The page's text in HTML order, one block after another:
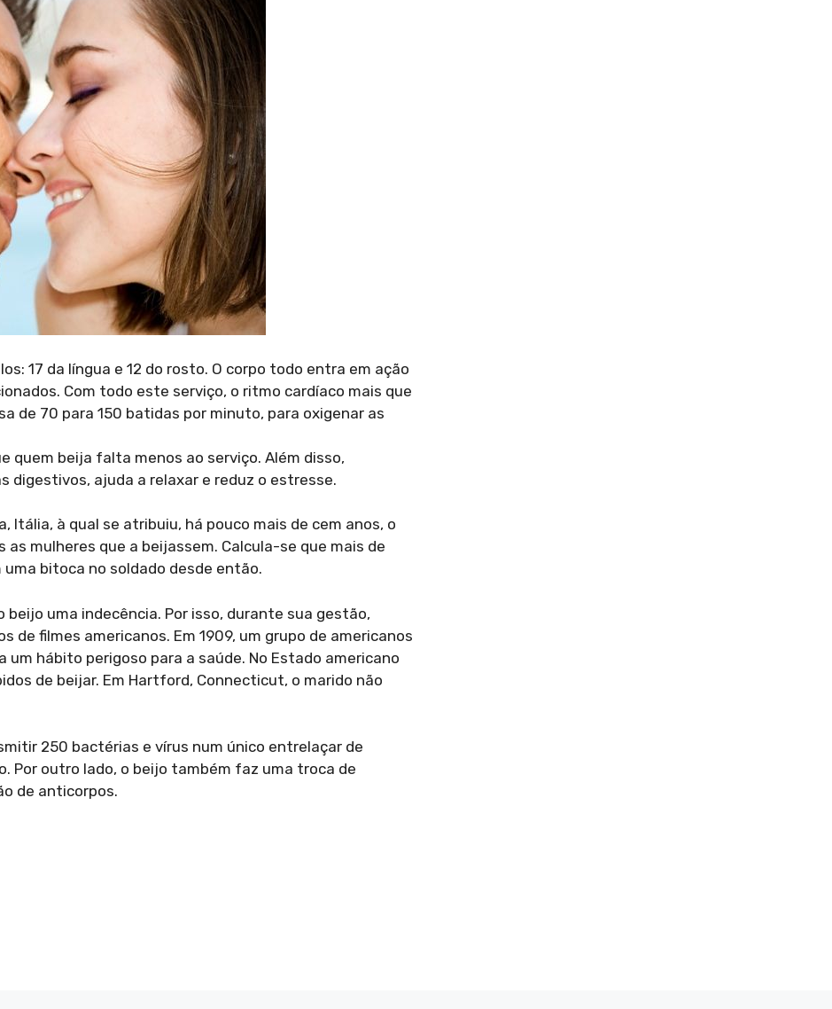
17 da língua e 12 do rosto. O corpo todo entra em ação
Com todo este serviço, o ritmo cardíaco mais que
de 70 para 150 batidas por minuto, para oxigenar as
quem beija falta menos ao serviço. Além disso,
digestivos, ajuda a relaxar e reduz o estresse.
Itália, à qual se atribuiu, há pouco mais de cem anos, o
mulheres que a beijassem. Calcula-se que mais de
bitoca no soldado desde então.
uma indecência. Por isso, durante sua gestão,
de filmes americanos. Em 1909, um grupo de americanos
hábito perigoso para a saúde. No Estado americano
de beijar. Em Hartford, Connecticut, o marido não
250 bactérias e vírus num único entrelaçar de
Por outro lado, o beijo também faz uma troca de
de anticorpos.